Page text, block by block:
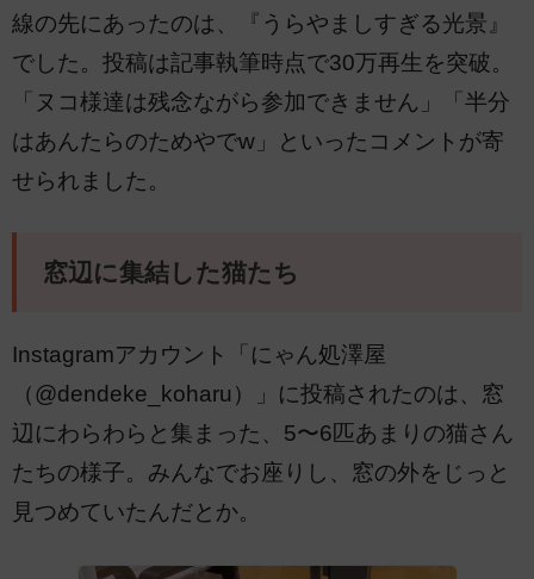
線の先にあったのは、『うらやましすぎる光景』
でした。投稿は記事執筆時点で30万再生を突破。
「ヌコ様達は残念ながら参加できません」「半分
はあんたらのためやでw」といったコメントが寄
せられました。
窓辺に集結した猫たち
Instagramアカウント「にゃん処澤屋
（@dendeke_koharu）」に投稿されたのは、窓
辺にわらわらと集まった、5〜6匹あまりの猫さん
たちの様子。みんなでお座りし、窓の外をじっと
見つめていたんだとか。